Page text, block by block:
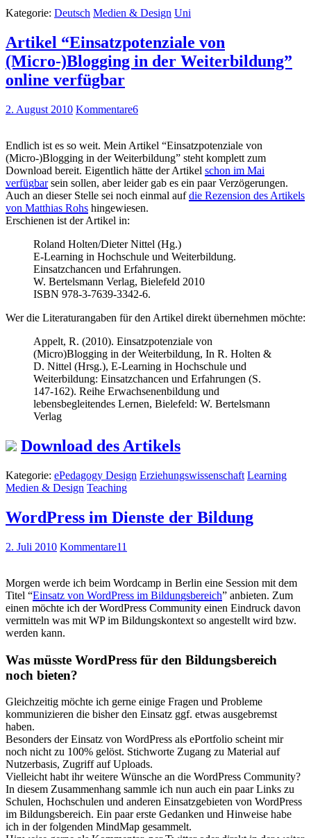
Kategorie: Deutsch Medien & Design Uni
Artikel “Einsatzpotenziale von
(Micro-)Blogging in der Weiterbildung”
online verfügbar
2. August 2010 Kommentare6
Endlich ist es so weit. Mein Artikel “Einsatzpotenziale von
(Micro-)Blogging in der Weiterbildung” steht komplett zum
Download bereit. Eigentlich hätte der Artikel schon im Mai
verfügbarsein sollen, aber leider gab es ein paar Verzögerungen.
Auch an dieser Stelle sei noch einmal aufdie Rezension des Artikels
von Matthias Rohs hingewiesen.
Erschienen ist der Artikel in:
Roland Holten/Dieter Nittel (Hg.)
E-Learning in Hochschule und Weiterbildung.
Einsatzchancen und Erfahrungen.
W. Bertelsmann Verlag, Bielefeld 2010
ISBN 978-3-7639-3342-6.
Wer die Literaturangaben für den Artikel direkt übernehmen möchte:
Appelt, R. (2010). Einsatzpotenziale von
(Micro)Blogging in der Weiterbildung, In R. Holten &
D. Nittel (Hrsg.), E-Learning in Hochschule und
Weiterbildung: Einsatzchancen und Erfahrungen (S.
147-162). Reihe Erwachsenenbildung und
lebensbegleitendes Lernen, Bielefeld: W. Bertelsmann
Verlag
Download des Artikels
Kategorie: ePedagogy Design Erziehungswissenschaft Learning
Medien & Design Teaching
WordPress im Dienste der Bildung
2. Juli 2010 Kommentare11
Morgen werde ich beim Wordcamp in Berlin eine Session mit dem
Titel “Einsatz von WordPress im Bildungsbereich” anbieten. Zum
einen möchte ich der WordPress Community einen Eindruck davon
vermitteln was mit WP im Bildungskontext so angestellt wird bzw.
werden kann.
Was müsste WordPress für den Bildungsbereich
noch bieten?
Gleichzeitig möchte ich gerne einige Fragen und Probleme
kommunizieren die bisher den Einsatz ggf. etwas ausgebremst
haben.
Besonders der Einsatz von WordPress als ePortfolio scheint mir
noch nicht zu 100% gelöst. Stichworte Zugang zu Material auf
Nutzerbasis, Zugriff auf Uploads.
Vielleicht habt ihr weitere Wünsche an die WordPress Community?
In diesem Zusammenhang sammle ich nun auch ein paar Links zu
Schulen, Hochschulen und anderen Einsatzgebieten von WordPress
im Bildungsbereich. Ein paar erste Gedanken und Hinweise habe
ich in der folgenden MindMap gesammelt.